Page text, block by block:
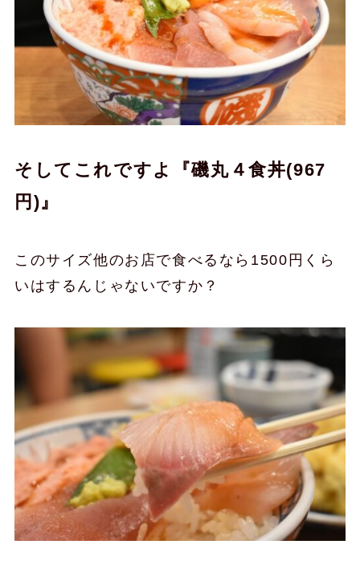
そしてこれですよ『磯丸４食丼(967
円)』
このサイズ他のお店で食べるなら1500円くら
いはするんじゃないですか？